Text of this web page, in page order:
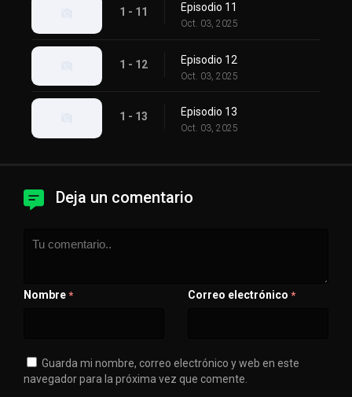
1 - 11 Episodio 11
Oct. 03, 2025
1 - 12 Episodio 12
Oct. 03, 2025
1 - 13 Episodio 13
Oct. 03, 2025
Deja un comentario
Nombre * Correo electrónico *
Guarda mi nombre, correo electrónico y web en este
navegador para la próxima vez que comente.